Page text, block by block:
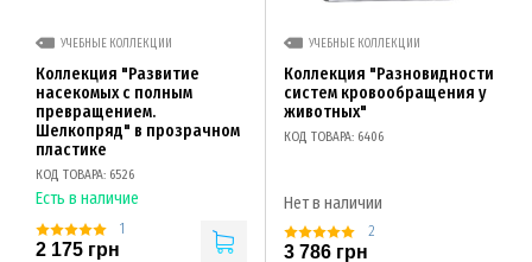
УЧЕБНЫЕ КОЛЛЕКЦИИ
Коллекция "Развитие
насекомых с полным
превращением.
Шелкопряд" в прозрачном
пластике
КОД ТОВАРА: 6526
Есть в наличие
1
2 175 грн
УЧЕБНЫЕ КОЛЛЕКЦИИ
Коллекция "Разновидности
систем кровообращения у
животных"
КОД ТОВАРА: 6406
Нет в наличии
2
3 786 грн